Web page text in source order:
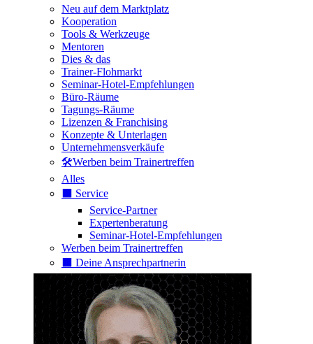
Neu auf dem Marktplatz
Kooperation
Tools & Werkzeuge
Mentoren
Dies & das
Trainer-Flohmarkt
Seminar-Hotel-Empfehlungen
Büro-Räume
Tagungs-Räume
Lizenzen & Franchising
Konzepte & Unterlagen
Unternehmensverkäufe
🛠️Werben beim Trainertreffen
Alles
⬛️ Service
Service-Partner
Expertenberatung
Seminar-Hotel-Empfehlungen
Werben beim Trainertreffen
⬛️ Deine Ansprechpartnerin